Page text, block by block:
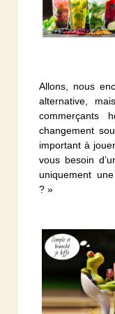
Allons, nous
alternative,
commerçants
changement
important à
vous besoin
uniquement
? »